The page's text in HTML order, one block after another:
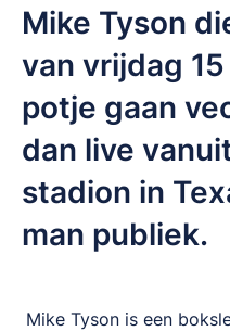
Mike Tyson
van vrijdag
potje gaan
dan live
stadion in
man publiek.
Mike Tyson is een